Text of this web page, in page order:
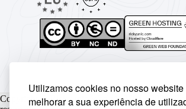
Utilizamos cookies no nosso
melhorar a sua experiência de
Copyright © Rickyunic World® 2004 - 2026 |